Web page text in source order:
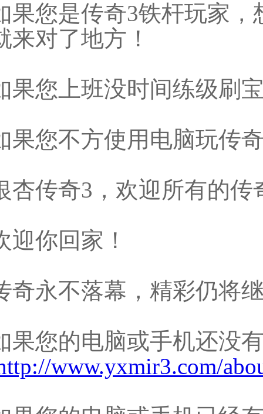
果您是传奇3铁杆玩家
来对了地方！
果您上班没时间练级刷
果您不方使用电脑玩传
杏传奇3，欢迎所有的传
迎你回家！
奇永不落幕，精彩仍将
果您的电脑或手机还没
www.yxmir3.com/